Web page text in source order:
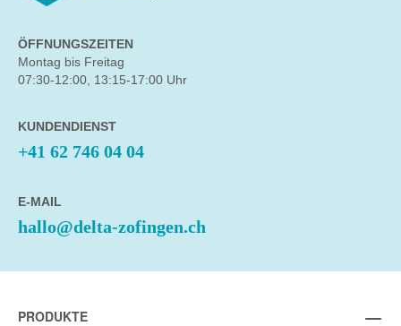
ÖFFNUNGSZEITEN
Montag bis Freitag
07:30-12:00, 13:15-17:00 Uhr
KUNDENDIENST
+41 62 746 04 04
E-MAIL
hallo@delta-zofingen.ch
PRODUKTE